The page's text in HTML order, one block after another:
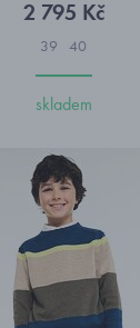
2 795 Kč
39 40
skladem